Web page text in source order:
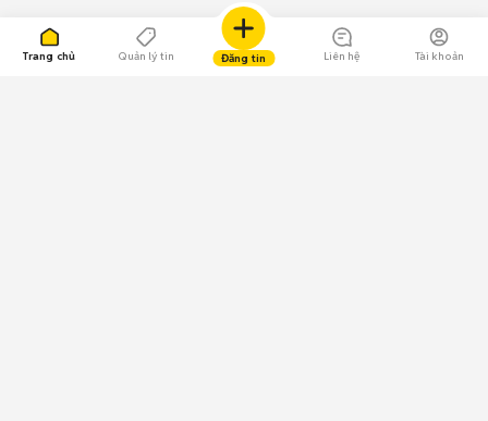
Trang chủ Quản lý tin Đăng tin Liên hệ Tài khoản